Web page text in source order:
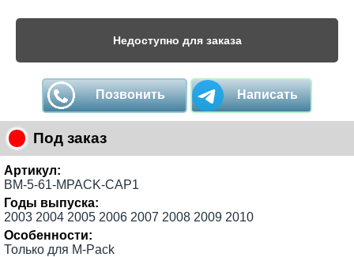
Недоступно для заказа
Позвонить Написать
Под заказ
Артикул:
BM-5-61-MPACK-CAP1
Годы выпуска:
2003 2004 2005 2006 2007 2008 2009 2010
Особенности:
Только для M-Pack